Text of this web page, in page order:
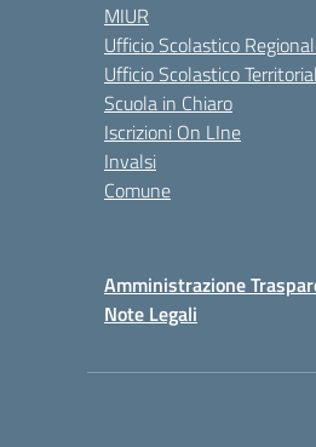
MIUR
Ufficio Scolastico
Ufficio Scolastico
Scuola in Chiaro
Iscrizioni On LIne
Invalsi
Comune
Amministrazione
Note Legali